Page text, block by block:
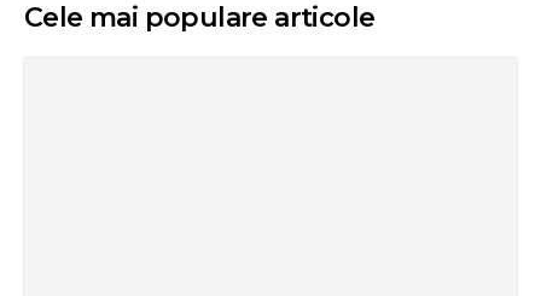
Cele mai populare articole